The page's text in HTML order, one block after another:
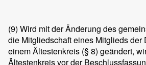
(9) Wird mit der Änderung des
die Mitgliedschaft eines Mitglieds der
einem Ältestenkreis (§ 8) geändert,
Ältestenkreis vor der